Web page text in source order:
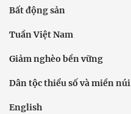
Bất động sản
Tuần Việt Nam
Giảm nghèo bền vững
Dân tộc thiểu số và miền núi
English